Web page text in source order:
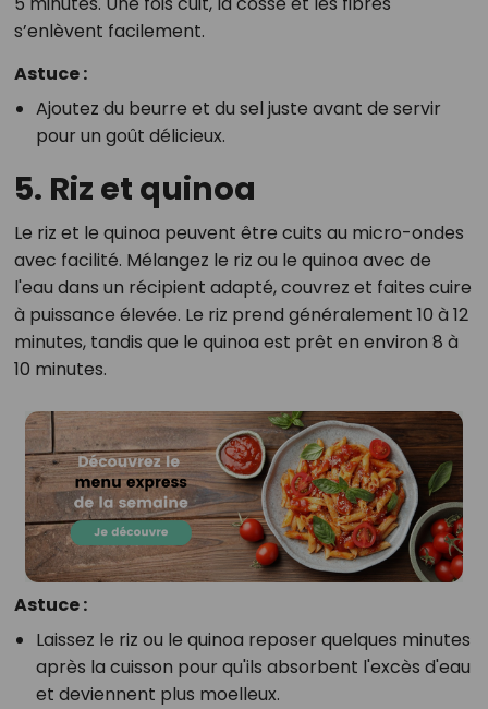
s’enlèvent facilement.
Astuce :
Ajoutez du beurre et du sel juste avant de servir
pour un goût délicieux.
5. Riz et quinoa
Le riz et le quinoa peuvent être cuits au micro-ondes
avec facilité. Mélangez le riz ou le quinoa avec de
l'eau dans un récipient adapté, couvrez et faites cuire
à puissance élevée. Le riz prend généralement 10 à 12
minutes, tandis que le quinoa est prêt en environ 8 à
10 minutes.
Astuce :
Laissez le riz ou le quinoa reposer quelques minutes
après la cuisson pour qu'ils absorbent l'excès d'eau
et deviennent plus moelleux.